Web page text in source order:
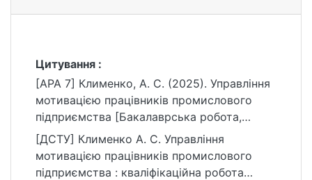
Цитування :
[APA 7] Клименко, А. С. (2025). Управління
мотивацією працівників промислового
підприємства [Бакалаврська робота,
Київський національний університет імені
Тараса Шевченка]. eKNUTSHIR.
https://ir.library.knu.ua/handle/15071834/697
[ДСТУ] Клименко А. С. Управління
мотивацією працівників промислового
підприємства : кваліфікаційна робота